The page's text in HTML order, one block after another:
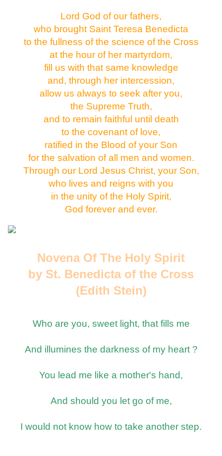
Lord God of our fathers,
who brought Saint Teresa Benedicta
to the fullness of the science of the Cross
at the hour of her martyrdom,
fill us with that same knowledge
and, through her intercession,
allow us always to seek after you,
the Supreme Truth,
and to remain faithful until death
to the covenant of love,
ratified in the Blood of your Son
for the salvation of all men and women.
Through our Lord Jesus Christ, your Son,
who lives and reigns with you
in the unity of the Holy Spirit,
God forever and ever.
Novena Of The Holy Spirit
by St. Benedicta of the Cross
(Edith Stein)
Who are you, sweet light, that fills me
And illumines the darkness of my heart ?
You lead me like a mother's hand,
And should you let go of me,
I would not know how to take another step.